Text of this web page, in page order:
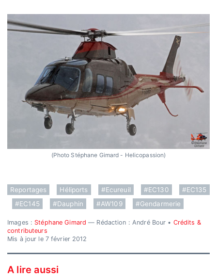
(Photo Stéphane Gimard - Helicopassion)
Reportages Héliports #Ecureuil #EC130
#EC135
#EC145
#Dauphin #AW109 #Gendarmerie
Images : Stéphane Gimard — Rédaction : André Bour • Crédits &
contributeurs
Mis à jour le 7 février 2012
A lire aussi